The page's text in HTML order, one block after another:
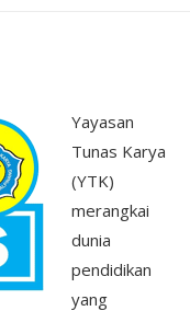
Yayasan
Tunas Karya
(YTK)
merangkai
dunia
pendidikan
yang